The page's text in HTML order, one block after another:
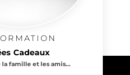
Cadeaux
la famille et les amis…